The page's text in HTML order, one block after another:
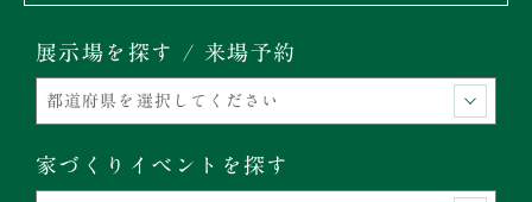
展示場を探す / 来場予約
家づくりイベントを探す